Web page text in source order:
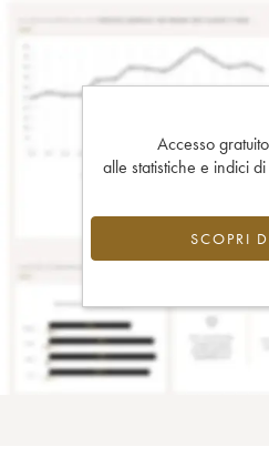
Accesso
alle statistiche e indici
SCOPRI